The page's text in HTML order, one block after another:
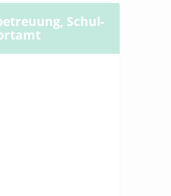
Schul-